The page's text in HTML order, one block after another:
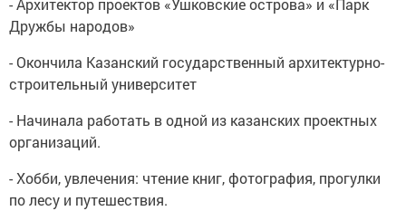
- Архитектор проектов «Ушковские острова» и «Парк
Дружбы народов»
- Окончила Казанский государственный архитектурно-
строительный университет
- Начинала работать в одной из казанских проектных
организаций.
- Хобби, увлечения: чтение книг, фотография, прогулки
по лесу и путешествия.